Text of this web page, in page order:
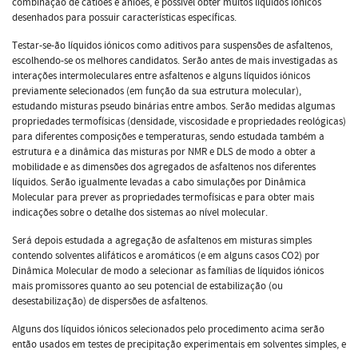
desenhados para possuir características específicas.
Testar-se-ão líquidos iónicos como aditivos para suspensões de asfaltenos,
escolhendo-se os melhores candidatos. Serão antes de mais investigadas as
interações intermoleculares entre asfaltenos e alguns líquidos iónicos
previamente selecionados (em função da sua estrutura molecular),
estudando misturas pseudo binárias entre ambos. Serão medidas algumas
propriedades termofísicas (densidade, viscosidade e propriedades reológicas)
para diferentes composições e temperaturas, sendo estudada também a
estrutura e a dinâmica das misturas por NMR e DLS de modo a obter a
mobilidade e as dimensões dos agregados de asfaltenos nos diferentes
líquidos. Serão igualmente levadas a cabo simulações por Dinâmica
Molecular para prever as propriedades termofísicas e para obter mais
indicações sobre o detalhe dos sistemas ao nível molecular.
Será depois estudada a agregação de asfaltenos em misturas simples
contendo solventes alifáticos e aromáticos (e em alguns casos CO2) por
Dinâmica Molecular de modo a selecionar as famílias de líquidos iónicos
mais promissores quanto ao seu potencial de estabilização (ou
desestabilização) de dispersões de asfaltenos.
Alguns dos líquidos iónicos selecionados pelo procedimento acima serão
então usados em testes de precipitação experimentais em solventes simples, e